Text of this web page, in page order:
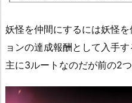
妖怪を仲間にするには妖怪
ョンの達成報酬として入手
主に3ルートなのだが前の2